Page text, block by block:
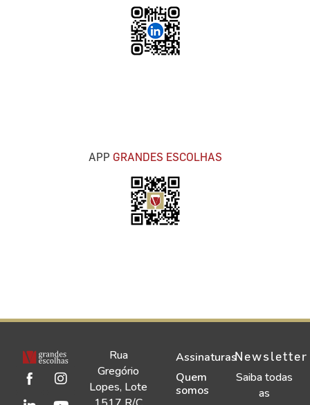
APP GRANDES ESCOLHAS
Rua
Gregório
Lopes, Lote
Assinaturas
Quem
somos
Newsletter
Saiba todas
as